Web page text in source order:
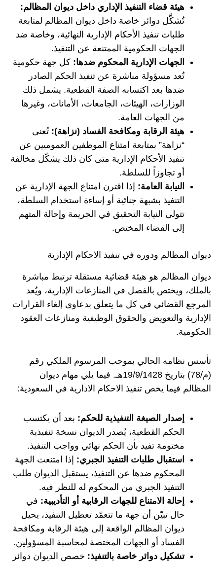
هيئة قضاء التنفيذ الإداري داخل ديوان المظالم:
تُشكَّل دوائر خاصة داخل ديوان المظالم لمتابعة
طلبات تنفيذ الأحكام الإدارية النهائية، وخاصة ضد
الجهات الحكومية الممتنعة عن التنفيذ.
الجهات الإدارية المحكوم ضدها: كل جهة حكومية
تُعد مسؤولة مباشرة عن تنفيذ الحكم الصادر
ضدها بعد اكتسابه الصفة القطعية. يشمل ذلك
الوزارات، الهيئات، الجامعات، الأمانات، وغيرها
من الجهات العامة.
هيئة الرقابة ومكافحة الفساد (نزاهة): تُعنى
“نزاهة” بمتابعة امتناع الموظفين العموميين عن
تنفيذ الأحكام الإدارية متى كان ذلك يشكّل مخالفة
أو تجاوزاً للسلطة.
النيابة العامة: إذا اقترن امتناع الجهة الإدارية عن
التنفيذ بشبهة جنائية أو إساءة استخدام السلطة،
تتولى النيابة التحقيق في الجريمة وإحالة المتهم
إلى القضاء المختص.
ديوان المظالم ودوره في تنفيذ الاحكام الإدارية
ديوان المظالم هو هيئة قضائية مستقلة ترتبط مباشرة
بالملك، ويختص بالفصل في المنازعات الإدارية، ويُعد
المرجع القضائي في كل ما يتعلق بدعاوى إلغاء القرارات
الإدارية والتعويض والحقوق الوظيفية ومنازعات العقود
الحكومية.
تأسس نظامه الحالي بموجب المرسوم الملكي رقم
(م/78) بتاريخ 19/9/1428هـ. فيما يلي مهام ديوان
المظالم فيما يخص تنفيذ الاحكام الادارية في السعودية:
إصدار الصيغة التنفيذية للحكم: بعد أن يكتسب
الحكم القطعية، يُصدر الديوان نسخة تنفيذية
مختومة تفيد بأن الحكم نهائي وواجب التنفيذ.
استقبال طلبات التنفيذ الجبري: إذا امتنعت الجهة
المحكوم ضدها عن التنفيذ، يستقبل الديوان طلب
التنفيذ الجبري من المحكوم له للنظر فيه.
إحالة الامتناع للجهات الرقابية أو التأديبية: في
حال تبيّن أن جهة ما تتعمّد تعطيل التنفيذ، يحيل
ديوان المظالم الواقعة إلى هيئة الرقابة ومكافحة
الفساد أو الجهات المختصة لمحاسبة المسؤولين.
تشكيل دوائر خاصة بالتنفيذ: خصص الديوان دوائر